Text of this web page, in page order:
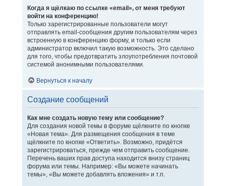
Когда я щёлкаю по ссылке «email», от меня требуют
войти на конференцию!
Только зарегистрированные пользователи могут
отправлять email-сообщения другим пользователям через
встроенную в конференцию форму, и только если
администратор включил такую возможность. Это сделано
для того, чтобы предотвратить злоупотребления почтовой
системой анонимными пользователями.
Вернуться к началу
Создание сообщений
Как мне создать новую тему или сообщение?
Для создания новой темы в форуме щёлкните по кнопке
«Новая тема». Для размещения сообщения в теме
щёлкните по кнопке «Ответить». Возможно, придётся
зарегистрироваться, прежде чем отправить сообщение.
Перечень ваших прав доступа находится внизу страниц
форума или темы. Например: «Вы можете начинать
темы», «Вы можете добавлять вложения» и т.п.